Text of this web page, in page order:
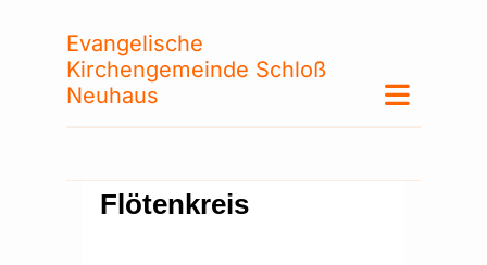
Evangelische
Kirchengemeinde Schloß
Neuhaus
Flötenkreis